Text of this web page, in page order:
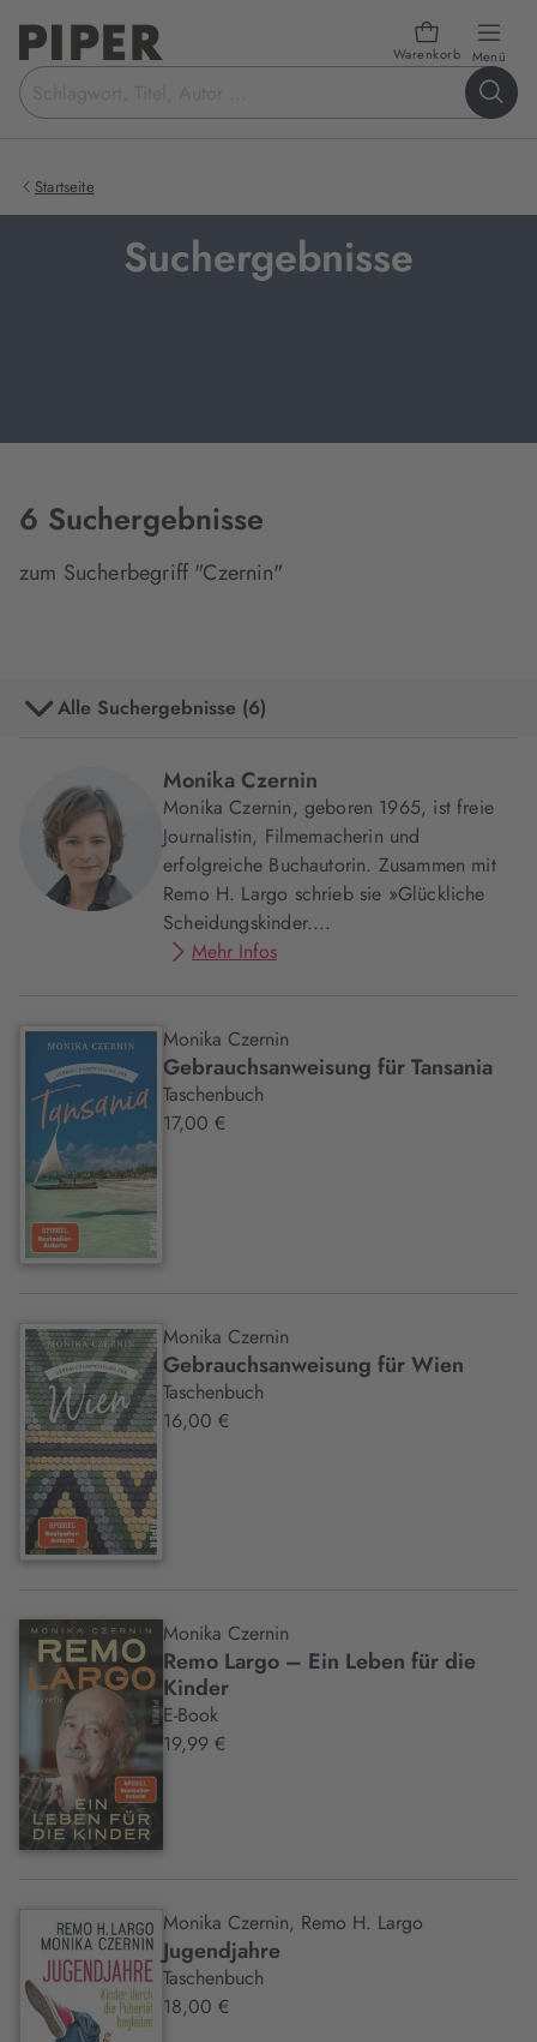
Warenkorb Menü
Suchbegriff
eingeben
Startseite
Suchergebnisse
6 Suchergebnisse
zum Sucherbegriff "Czernin"
Alle Suchergebnisse (6)
Monika Czernin
Monika Czernin, geboren 1965, ist freie
Journalistin, Filmemacherin und
erfolgreiche Buchautorin. Zusammen mit
Remo H. Largo schrieb sie »Glückliche
Scheidungskinder....
Mehr Infoszu
Czernin
Monika Czernin
Gebrauchsanweisung für Tansania
Taschenbuch
17,00 €
Monika Czernin
Gebrauchsanweisung für Wien
Taschenbuch
16,00 €
Monika Czernin
Remo Largo – Ein Leben für die
Kinder
E-Book
19,99 €
Monika Czernin, Remo H. Largo
Jugendjahre
Taschenbuch
18,00 €